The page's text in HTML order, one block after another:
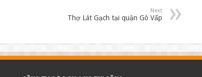
Next
Thợ Lát Gạch tại quận Gò Vấp